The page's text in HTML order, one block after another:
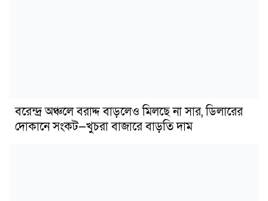
বরেন্দ্র অঞ্চলে বরাদ্দ বাড়লেও মিলছে না সার, ডিলারের
দোকানে সংকট—খুচরা বাজারে বাড়তি দাম